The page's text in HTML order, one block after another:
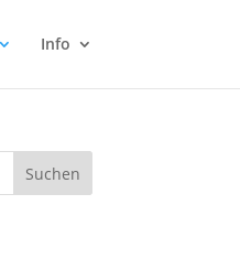
Info
Suchen